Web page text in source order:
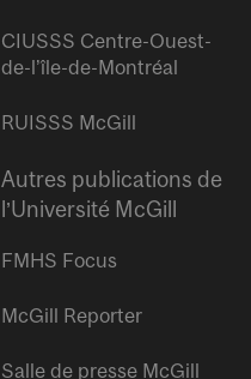
CIUSSS Centre-Ouest-
de-l’île-de-Montréal
RUISSS McGill
Autres publications de
l’Université McGill
FMHS Focus
McGill Reporter
Salle de presse McGill